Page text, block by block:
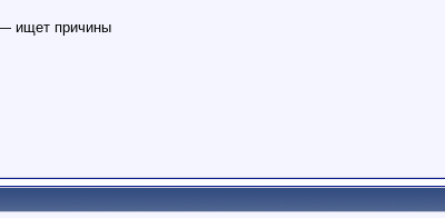
— ищет причины